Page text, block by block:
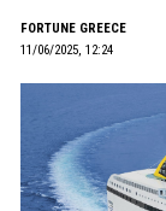
FORTUNE GREECE
11/06/2025, 12:24